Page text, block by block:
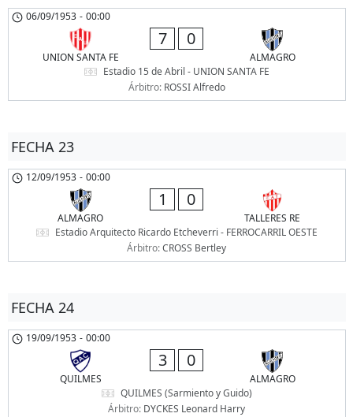
06/09/1953 - 00:00
UNION SANTA FE
7 0
ALMAGRO
Estadio 15 de Abril - UNION SANTA FE
Árbitro: ROSSI Alfredo
FECHA 23
12/09/1953 - 00:00
ALMAGRO
1 0
TALLERES RE
Estadio Arquitecto Ricardo Etcheverri - FERROCARRIL OESTE
Árbitro:CROSS Bertley
FECHA 24
19/09/1953 - 00:00
QUILMES
3 0
ALMAGRO
QUILMES (Sarmiento y Guido)
Árbitro: DYCKES Leonard Harry